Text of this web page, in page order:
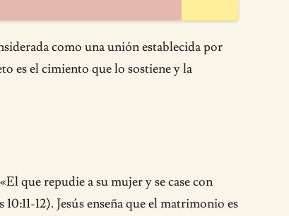
como una unión establecida por
es el cimiento que lo sostiene y la
que repudie a su mujer y se case con
12). Jesús enseña que el matrimonio es